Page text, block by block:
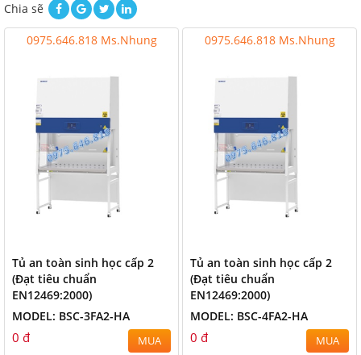
Chia sẽ
0975.646.818 Ms.Nhung
Tủ an toàn sinh học cấp 2
(Đạt tiêu chuẩn
EN12469:2000)
MODEL: BSC-3FA2-HA
0 đ MUA
0975.646.818 Ms.Nhung
Tủ an toàn sinh học cấp 2
(Đạt tiêu chuẩn
EN12469:2000)
MODEL: BSC-4FA2-HA
0 đ MUA